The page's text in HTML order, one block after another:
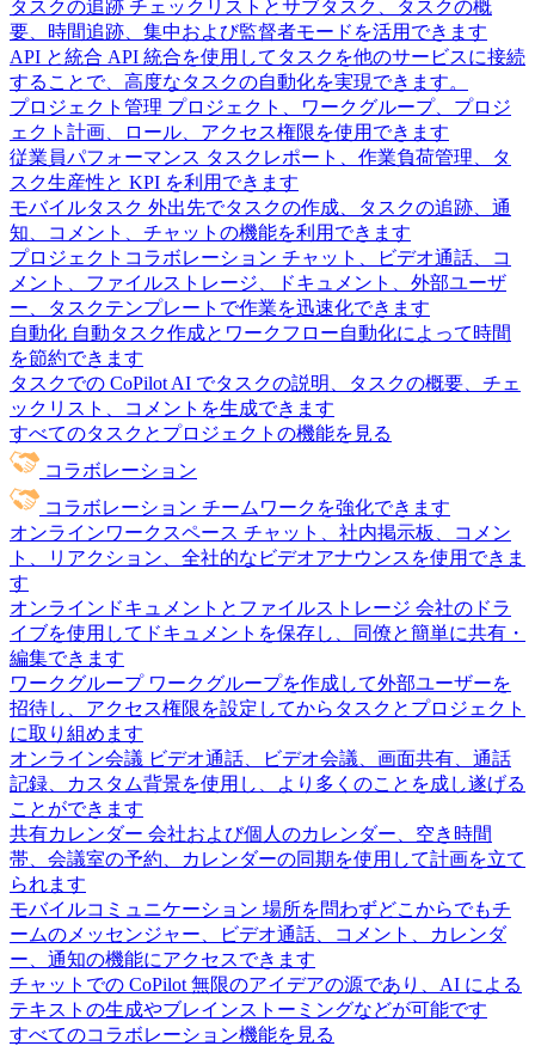
タスクの追跡 チェックリストとサブタスク、タスクの概
要、時間追跡、集中および監督者モードを活用できます
API と統合 API 統合を使用してタスクを他のサービスに接続
することで、高度なタスクの自動化を実現できます。
プロジェクト管理 プロジェクト、ワークグループ、プロジ
ェクト計画、ロール、アクセス権限を使用できます
従業員パフォーマンス タスクレポート、作業負荷管理、タ
スク生産性と KPI を利用できます
モバイルタスク 外出先でタスクの作成、タスクの追跡、通
知、コメント、チャットの機能を利用できます
プロジェクトコラボレーション チャット、ビデオ通話、コ
メント、ファイルストレージ、ドキュメント、外部ユーザ
ー、タスクテンプレートで作業を迅速化できます
自動化 自動タスク作成とワークフロー自動化によって時間
を節約できます
タスクでの CoPilot AI でタスクの説明、タスクの概要、チェ
ックリスト、コメントを生成できます
すべてのタスクとプロジェクトの機能を見る
コラボレーション
コラボレーション チームワークを強化できます
オンラインワークスペース チャット、社内掲示板、コメン
ト、リアクション、全社的なビデオアナウンスを使用できま
す
オンラインドキュメントとファイルストレージ 会社のドラ
イブを使用してドキュメントを保存し、同僚と簡単に共有・
編集できます
ワークグループ ワークグループを作成して外部ユーザーを
招待し、アクセス権限を設定してからタスクとプロジェクト
に取り組めます
オンライン会議 ビデオ通話、ビデオ会議、画面共有、通話
記録、カスタム背景を使用し、より多くのことを成し遂げる
ことができます
共有カレンダー 会社および個人のカレンダー、空き時間
帯、会議室の予約、カレンダーの同期を使用して計画を立て
られます
モバイルコミュニケーション 場所を問わずどこからでもチ
ームのメッセンジャー、ビデオ通話、コメント、カレンダ
ー、通知の機能にアクセスできます
チャットでの CoPilot 無限のアイデアの源であり、AI による
テキストの生成やブレインストーミングなどが可能です
すべてのコラボレーション機能を見る